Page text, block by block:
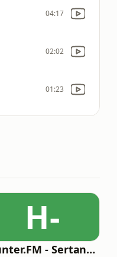
04:17
02:02
01:23
H-
Hunter.FM - Sertanejo